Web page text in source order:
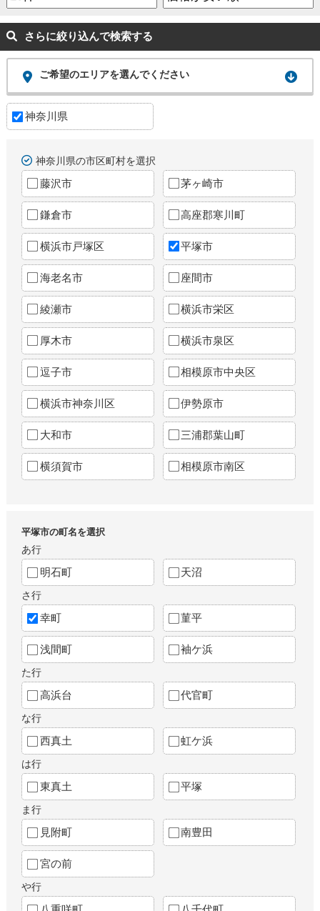
さらに絞り込んで検索する
ご希望のエリアを選んでください
神奈川県
神奈川県の市区町村を選択
藤沢市 茅ヶ崎市
鎌倉市 高座郡寒川町
横浜市戸塚区 平塚市
海老名市 座間市
綾瀬市 横浜市栄区
厚木市 横浜市泉区
逗子市 相模原市中央区
横浜市神奈川区 伊勢原市
大和市 三浦郡葉山町
横須賀市 相模原市南区
平塚市の町名を選択
あ行
明石町 天沼
さ行
幸町 菫平
浅間町 袖ケ浜
た行
高浜台 代官町
な行
西真土 虹ケ浜
は行
東真土 平塚
ま行
見附町 南豊田
宮の前
や行